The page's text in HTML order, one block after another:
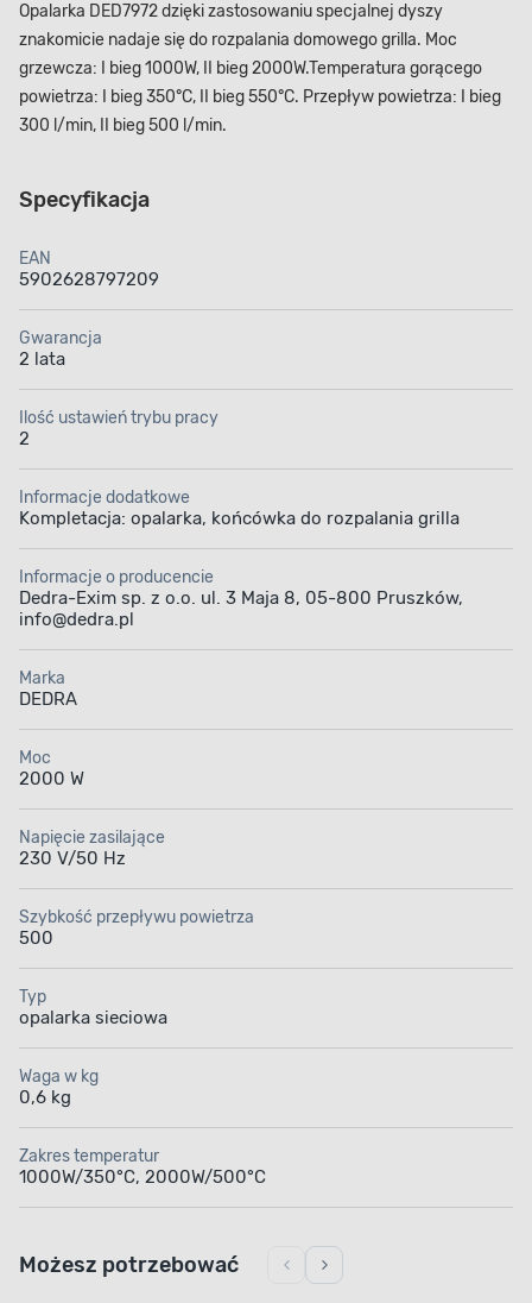
Opalarka DED7972 dzięki zastosowaniu specjalnej dyszy
znakomicie nadaje się do rozpalania domowego grilla. Moc
grzewcza: I bieg 1000W, II bieg 2000W.Temperatura gorącego
powietrza: I bieg 350°C, II bieg 550°C. Przepływ powietrza: I bieg
300 l/min, II bieg 500 l/min.
Specyfikacja
EAN
5902628797209
Gwarancja
2 lata
Ilość ustawień trybu pracy
2
Informacje dodatkowe
Kompletacja: opalarka, końcówka do rozpalania grilla
Informacje o producencie
Dedra-Exim sp. z o.o. ul. 3 Maja 8, 05-800 Pruszków,
info@dedra.pl
Marka
DEDRA
Moc
2000 W
Napięcie zasilające
230 V/50 Hz
Szybkość przepływu powietrza
500
Typ
opalarka sieciowa
Waga w kg
0,6 kg
Zakres temperatur
1000W/350°C, 2000W/500°C
Możesz potrzebować